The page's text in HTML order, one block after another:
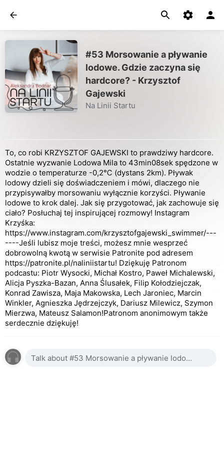
#53 Morsowanie a pływanie
lodowe. Gdzie zaczyna się
hardcore? - Krzysztof
Gajewski
Na Linii Startu
To, co robi KRZYSZTOF GAJEWSKI to prawdziwy hardcore.
Ostatnie wyzwanie Lodowa Mila to 43min08sek spędzone w
wodzie o temperaturze -0,2℃ (dystans 2km). Pływak
lodowy dzieli się doświadczeniem i mówi, dlaczego nie
przypisywałby morsowaniu wyłącznie korzyści. Pływanie
lodowe to krok dalej. Jak się przygotować, jak zachowuje się
ciało? Posłuchaj tej inspirującej rozmowy! Instagram
Krzyśka:
https://www.instagram.com/krzysztofgajewski_swimmer/---
----Jeśli lubisz moje treści, możesz mnie wesprzeć
dobrowolną kwotą w serwisie Patronite pod adresem
https://patronite.pl/naliniistartu! Dziękuję Patronom
podcastu: Piotr Wysocki, Michał Kostro, Paweł Michalewski,
Alicja Pyszka-Bazan, Anna Ślusałek, Filip Kołodziejczak,
Konrad Zawisza, Maja Makowska, Lech Jaroniec, Marcin
Winkler, Agnieszka Jędrzejczyk, Dariusz Milewicz, Szymon
Mierzwa, Mateusz Salamon!Patronom anonimowym także
serdecznie dziękuję!